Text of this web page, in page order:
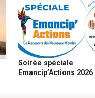
Soirée spéciale
Emancip’Actions 2026